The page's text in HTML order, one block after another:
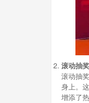
滚动抽
滚动抽
身上。
增添了